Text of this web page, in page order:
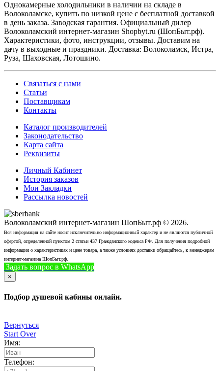
Однокамерные холодильники в наличии на складе в
Волоколамске, купить по низкой цене с бесплатной доставкой
в день заказа. Заводская гарантия. Официальный дилер
Волоколамский интернет-магазин Shopbyt.ru (ШопБыт.рф).
Характеристики, фото, инструкции, отзывы. Доставим на
дачу в выходные и праздники. Доставка: Волоколамск, Истра,
Руза, Шаховская, Лотошино.
Связаться с нами
Статьи
Поставщикам
Контакты
Каталог производителей
Законодательство
Карта сайта
Реквизиты
Личный Кабинет
История заказов
Мои Закладки
Рассылка новостей
Волоколамский интернет-магазин ШопБыт.рф © 2026.
Вся информация на сайте носит исключительно информационный характер и не являются публичной
офертой, определенной пунктом 2 статьи 437 Гражданского кодекса РФ. Для получения подробной
информации о характеристиках и цене товара, а также условиях доставки обращайтесь, к менеджерам
интернет-магазина ШопБыт.рф.
Задать вопрос в WhatsApp
×
Подбор душевой кабины онлайн.
Вернуться
Start Over
Имя:
Телефон: